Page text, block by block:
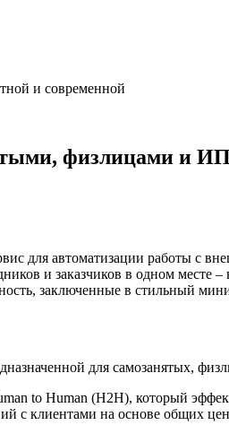
и современной
физлицами и
для автоматизации работы с
и заказчиков в одном месте
заключенные в стильный
для самозанятых,
to Human (H2H), который
с клиентами на основе общих